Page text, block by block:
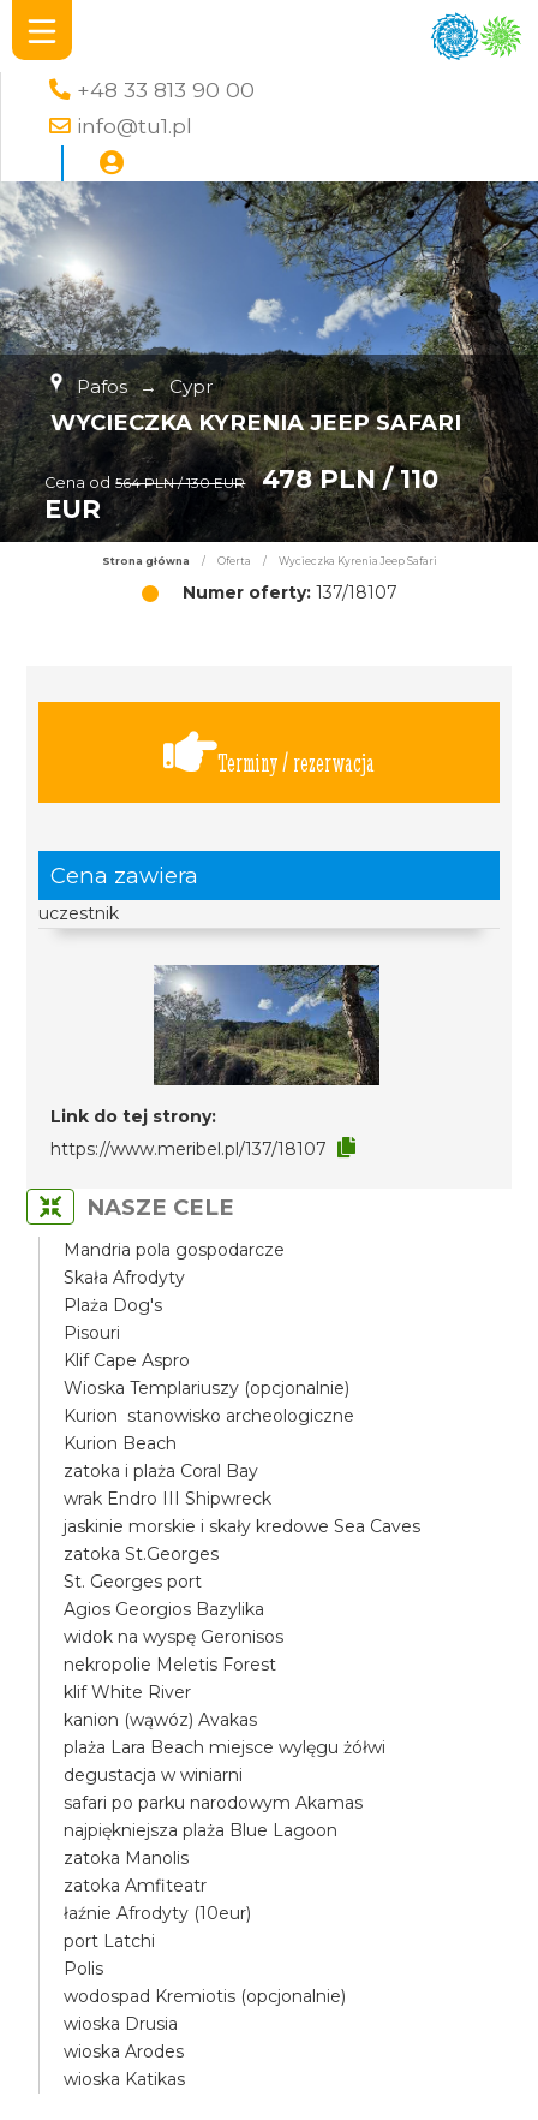
+48 33 813 90 00
info@tu1.pl
Pafos → Cypr
WYCIECZKA KYRENIA JEEP SAFARI
Cena od 564 PLN / 130 EUR
478 PLN / 110
EUR
Strona główna / Oferta / Wycieczka Kyrenia Jeep Safari
Numer oferty:137/18107
Terminy / rezerwacja
Cena zawiera
uczestnik
Link do tej strony:
https://www.meribel.pl/137/18107
NASZE CELE
Mandria pola gospodarcze
Skała Afrodyty
Plaża Dog's
Pisouri
Klif Cape Aspro
Wioska Templariuszy (opcjonalnie)
Kurion stanowisko archeologiczne
Kurion Beach
zatoka i plaża Coral Bay
wrak Endro III Shipwreck
jaskinie morskie i skały kredowe Sea Caves
zatoka St.Georges
St. Georges port
Agios Georgios Bazylika
widok na wyspę Geronisos
nekropolie Meletis Forest
klif White River
kanion (wąwóz) Avakas
plaża Lara Beach miejsce wylęgu żółwi
degustacja w winiarni
safari po parku narodowym Akamas
najpiękniejsza plaża Blue Lagoon
zatoka Manolis
zatoka Amfiteatr
łaźnie Afrodyty (10eur)
port Latchi
Polis
wodospad Kremiotis (opcjonalnie)
wioska Drusia
wioska Arodes
wioska Katikas